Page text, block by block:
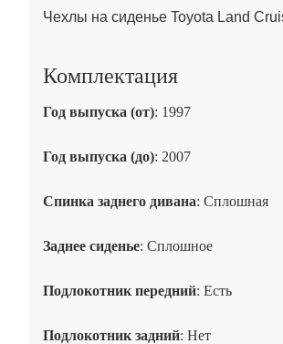
Чехлы на сиденье Toyota Land
Комплектация
Год выпуска (от): 1997
Год выпуска (до): 2007
Спинка заднего дивана: Сплошная
Заднее сиденье: Сплошное
Подлокотник передний: Есть
Подлокотник задний: Нет